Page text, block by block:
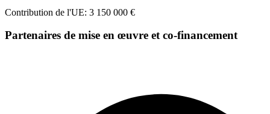
Contribution de l'UE: 3 150 000 €
Partenaires de mise en œuvre et co-financement